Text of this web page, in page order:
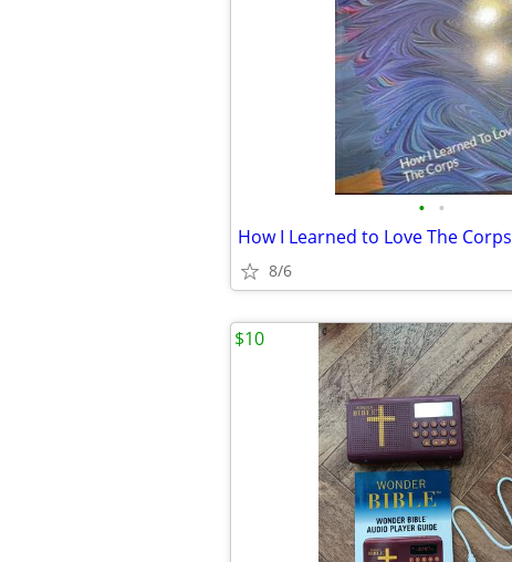
• •
How I Learned to Love The Corps
8/6
$10